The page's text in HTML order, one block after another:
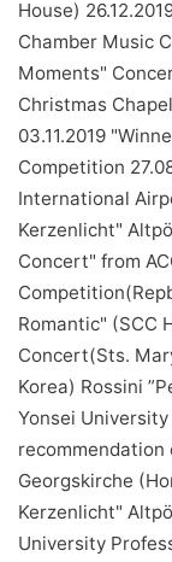
House)
Chamber Music
Moments"
Christmas
03.11.2019
Competition
International
Kerzenlicht"
Concert" from
Romantic" (SCC
Concert(Sts.
Korea) Rossini
Yonsei
recommendation
Georgskirche
Kerzenlicht"
University